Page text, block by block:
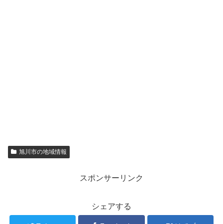
旭川市の地域情報
スポンサーリンク
シェアする